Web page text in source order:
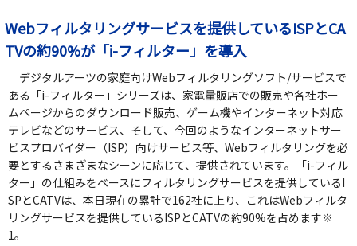
Webフィルタリングサービスを提供しているISPとCA
TVの約90%が「i-フィルター」を導入
デジタルアーツの家庭向けWebフィルタリングソフト/サービスで
ある「i-フィルター」シリーズは、家電量販店での販売や各社ホー
ムページからのダウンロード販売、ゲーム機やインターネット対応
テレビなどのサービス、そして、今回のようなインターネットサー
ビスプロバイダー（ISP）向けサービス等、Webフィルタリングを必
要とするさまざまなシーンに応じて、提供されています。「i-フィル
ター」の仕組みをベースにフィルタリングサービスを提供しているI
SPとCATVは、本日現在の累計で162社に上り、これはWebフィルタ
リングサービスを提供しているISPとCATVの約90%を占めます※
1。